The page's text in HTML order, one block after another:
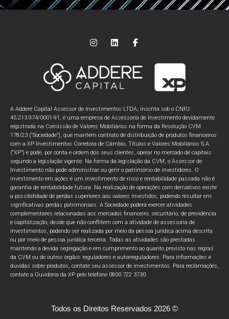
A Addere Capital Assessor de Investimentos LTDA, inscrita sob o CNPJ:
45.213.974/0001-91, é uma empresa de Assessoria de Investimento devidamente
registrada na Comissão de Valores Mobiliários na forma da Resolução CVM
178/23 (“Sociedade”), que mantém contrato de distribuição de produtos financeiros
com a XP Investimentos Corretora de Câmbio, Títulos e Valores Mobiliários S.A.
(“XP”) e pode, por conta e ordem dos seus clientes, operar no mercado de capitais
segundo a legislação vigente. Na forma da legislação da CVM, o Assessor de
Investimento não pode administrar ou gerir o patrimônio de investidores. O
investimento em ações é um investimento de risco e rentabilidade passada não é
garantia de rentabilidade futura. Na realização de operações com derivativos existe
a possibilidade de perdas superiores aos valores investidos, podendo resultar em
significativas perdas patrimoniais. A Sociedade poderá exercer atividades
complementares relacionadas aos mercados financeiro, securitário, de previdência
e capitalização, desde que não conflitem com a atividade de assessoria de
investimentos, podendo ser realizada por meio da pessoa jurídica acima descrita
ou por meio de pessoa jurídica terceira. Todas as atividades são prestadas
mantendo a devida segregação e em cumprimento ao quanto previsto nas regras
da CVM ou de outros órgãos reguladores e autorreguladores. Para informações e
dúvidas sobre produtos, contate seu assessor de investimentos. Para reclamações,
contate a Ouvidoria da XP pelo telefone 0800 722 3730.
Todos os Direitos Reservados 2026 ©